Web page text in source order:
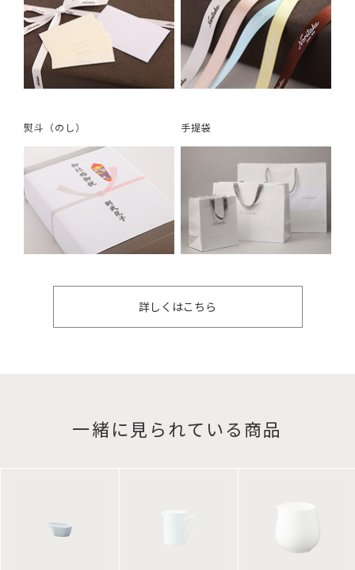
熨斗（のし） 手提袋
詳しくはこちら
一緒に見られている商品